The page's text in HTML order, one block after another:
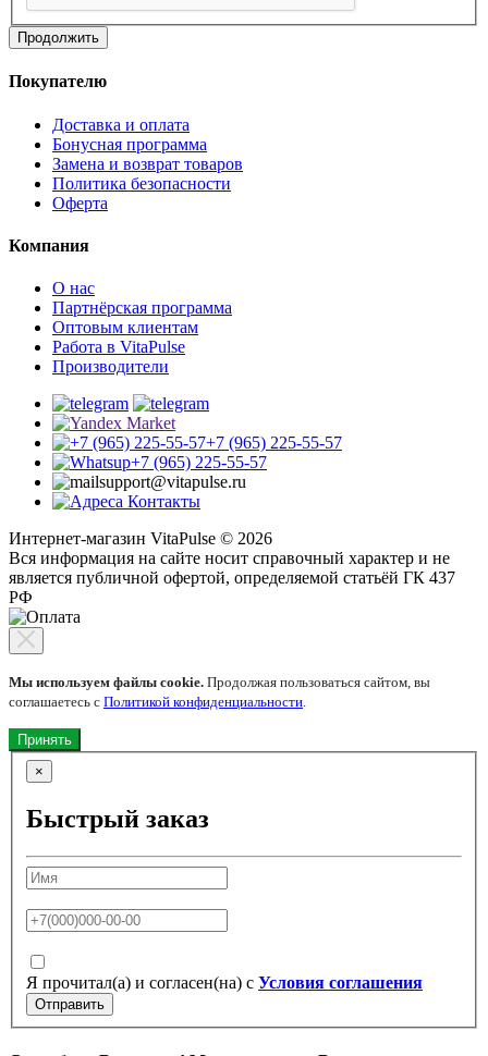
Продолжить
Покупателю
Доставка и оплата
Бонусная программа
Замена и возврат товаров
Политика безопасности
Оферта
Компания
О нас
Партнёрская программа
Оптовым клиентам
Работа в VitaPulse
Производители
+7 (965) 225-55-57
+7 (965) 225-55-57
support@vitapulse.ru
Контакты
Интернет-магазин VitaPulse © 2026
Вся информация на сайте носит справочный характер и не
является публичной офертой, определяемой статьёй ГК 437
РФ
Мы используем файлы cookie. Продолжая пользоваться сайтом, вы
соглашаетесь с Политикой конфиденциальности.
Принять
×
Быстрый заказ
Я прочитал(а) и согласен(на) с Условия соглашения
Отправить